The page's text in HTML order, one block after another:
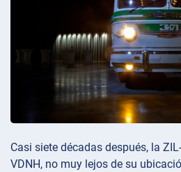
Casi siete décadas después, la
VDNH, no muy lejos de su